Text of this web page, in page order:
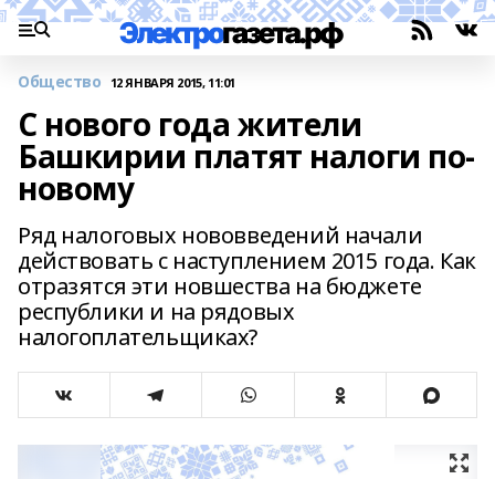
Общество 12 ЯНВАРЯ 2015, 11:01
С нового года жители
Башкирии платят налоги по-
новому
Ряд налоговых нововведений начали
действовать с наступлением 2015 года. Как
отразятся эти новшества на бюджете
республики и на рядовых
налогоплательщиках?